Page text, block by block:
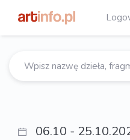
06.10 -